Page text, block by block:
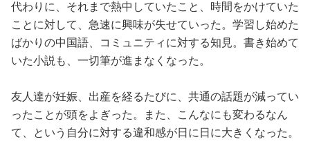
代わりに、それまで熱中していたこと、時間をかけていた
ことに対して、急速に興味が失せていった。学習し始めた
ばかりの中国語、コミュニティに対する知見。書き始めて
いた小説も、一切筆が進まなくなった。
友人達が妊娠、出産を経るたびに、共通の話題が減ってい
ったことが頭をよぎった。また、こんなにも変わるなん
て、という自分に対する違和感が日に日に大きくなった。